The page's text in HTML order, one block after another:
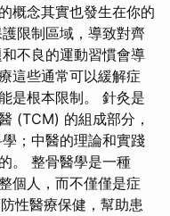
概念其實也發生在你的
限制區域，導致對齊
不良的運動習慣會導
這些通常可以緩解症
是根本限制。 針灸是
(TCM) 的組成部分，
；中醫的理論和實踐
。 整骨醫學是一種
個人，而不僅僅是症
性醫療保健，幫助患